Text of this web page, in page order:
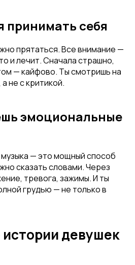
принимать себя
прятаться. Все внимание —
и лечит. Сначала страшно,
— кайфово. Ты смотришь на
не с критикой.
эмоциональные
— это мощный способ
сказать словами. Через
тревога, зажимы. И ты
грудью — не только в
девушек